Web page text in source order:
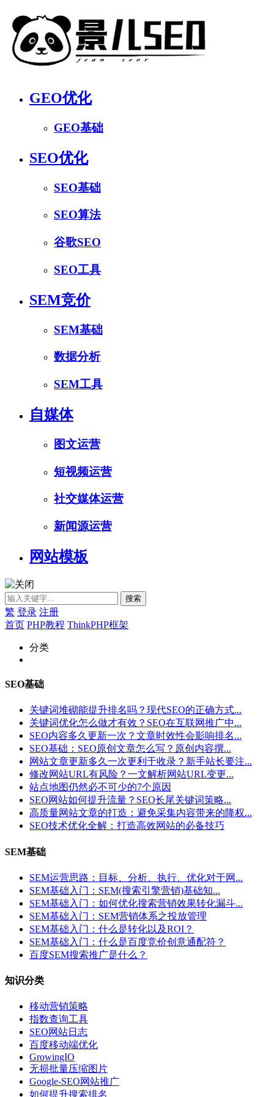
GEO优化
GEO基础
SEO优化
SEO基础
SEO算法
谷歌SEO
SEO工具
SEM竞价
SEM基础
数据分析
SEM工具
自媒体
图文运营
短视频运营
社交媒体运营
新闻源运营
网站模板
繁 登录 注册
首页 PHP教程 ThinkPHP框架
分类
SEO基础
关键词堆砌能提升排名吗？现代SEO的正确方式...
关键词优化怎么做才有效？SEO在互联网推广中...
SEO内容多久更新一次？文章时效性会影响排名...
SEO基础：SEO原创文章怎么写？原创内容撰...
网站文章更新多久一次更利于收录？新手站长要注...
修改网站URL有风险？一文解析网站URL变更...
站点地图仍然必不可少的7个原因
SEO网站如何提升流量？SEO长尾关键词策略...
高质量网站文章的打造：避免采集内容带来的降权...
SEO技术优化全解：打造高效网站的必备技巧
SEM基础
SEM运营思路：目标、分析、执行、优化对于网...
SEM基础入门：SEM(搜索引擎营销)基础知...
SEM基础入门：如何优化搜索营销效果转化漏斗...
SEM基础入门：SEM营销体系之投放管理
SEM基础入门：什么是转化以及ROI？
SEM基础入门：什么是百度竞价创意通配符？
百度SEM搜索推广是什么？
知识分类
移动营销策略
指数查询工具
SEO网站日志
百度移动端优化
GrowingIO
无损批量压缩图片
Google-SEO网站推广
如何提升搜索排名